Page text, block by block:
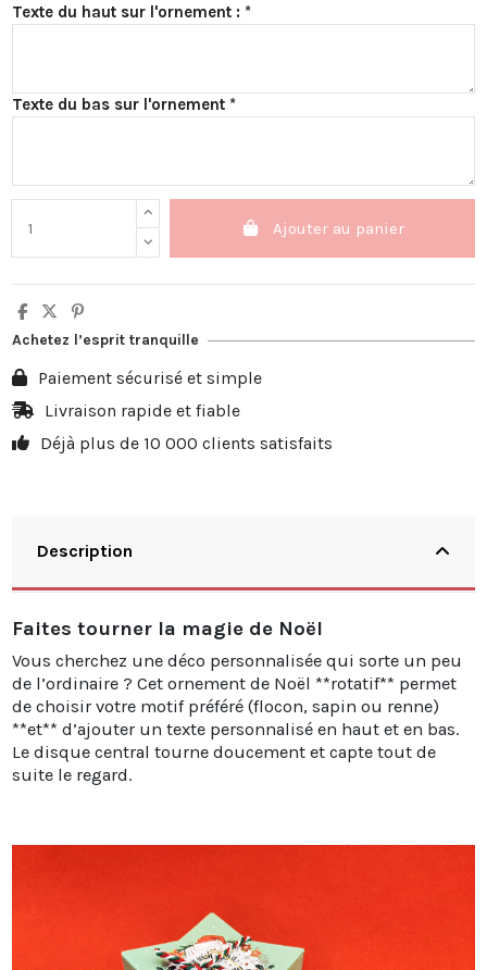
Texte du haut sur l'ornement : *
Texte du bas sur l'ornement *
Ajouter au panier
Achetez l’esprit tranquille
Paiement sécurisé et simple
Livraison rapide et fiable
Déjà plus de 10 000 clients satisfaits
Description
Faites tourner la magie de Noël
Vous cherchez une déco personnalisée qui sorte un peu
de l’ordinaire ? Cet ornement de Noël **rotatif** permet
de choisir votre motif préféré (flocon, sapin ou renne)
**et** d’ajouter un texte personnalisé en haut et en bas.
Le disque central tourne doucement et capte tout de
suite le regard.